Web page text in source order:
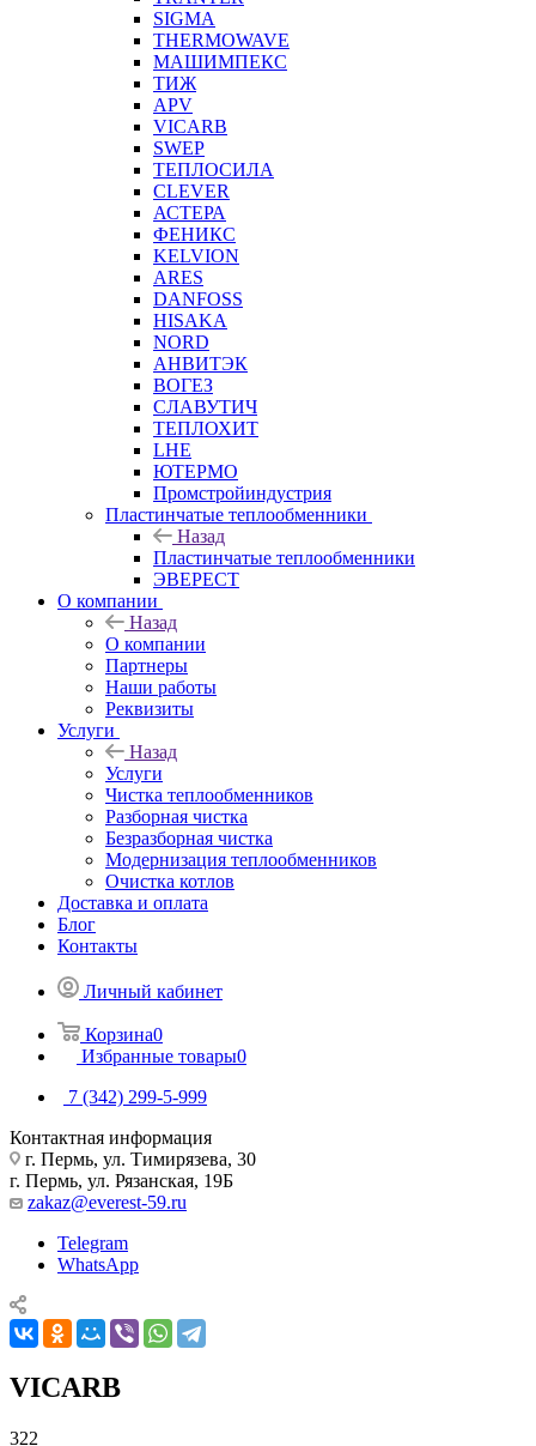
SIGMA
THERMOWAVE
МАШИМПЕКС
ТИЖ
APV
VICARB
SWEP
ТЕПЛОСИЛА
CLEVER
АСТЕРА
ФЕНИКС
KELVION
ARES
DANFOSS
HISAKA
NORD
АНВИТЭК
ВОГЕЗ
СЛАВУТИЧ
ТЕПЛОХИТ
LHE
ЮТЕРМО
Промстройиндустрия
Пластинчатые теплообменники
Назад
Пластинчатые теплообменники
ЭВЕРЕСТ
О компании
Назад
О компании
Партнеры
Наши работы
Реквизиты
Услуги
Назад
Услуги
Чистка теплообменников
Разборная чистка
Безразборная чистка
Модернизация теплообменников
Очистка котлов
Доставка и оплата
Блог
Контакты
Личный кабинет
Корзина0
Избранные товары0
7 (342) 299-5-999
Контактная информация
г. Пермь, ул. Тимирязева, 30
г. Пермь, ул. Рязанская, 19Б
zakaz@everest-59.ru
Telegram
WhatsApp
VICARB
322